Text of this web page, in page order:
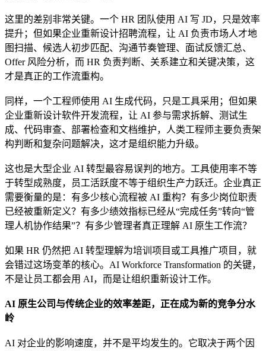
这里的差别非常关键。一个 HR 团队使用 AI 写 JD，只是效率
提升；但如果企业重新设计招聘流程，让 AI 负责市场人才地
图扫描、候选人初步匹配、沟通节奏管理、面试反馈汇总、
Offer 风险分析，而 HR 负责判断、关系建立和关键决策，这
才是真正的工作流重构。
同样，一个工程师使用 AI 生成代码，只是工具采用；但如果
企业重新设计软件开发流程，让 AI 参与需求拆解、测试生
成、代码审查、部署检查和文档维护，人类工程师主要负责架
构判断和复杂问题解决，这才是组织能力升级。
这也是大型企业 AI 转型最容易误判的地方。工具使用率不等
于转型成熟度，员工活跃度不等于组织生产力跃迁。企业真正
需要衡量的是：有多少核心流程被 AI 重构？有多少岗位职责
已经被重新定义？有多少绩效指标已经从“完成任务”转向“管
理人机协作结果”？有多少管理者真正理解 AI 原生工作流？
如果 HR 仍然把 AI 转型理解为培训项目或工具推广项目，就
会错过这场变革的核心。AI Workforce Transformation 的关键，
不是让员工都会用 AI，而是让组织重新设计工作。
AI 原生公司与传统企业的效率差距，正在成为新的竞争分水
岭
AI 对企业的影响速度，并不是平均发生的。它取决于两个因